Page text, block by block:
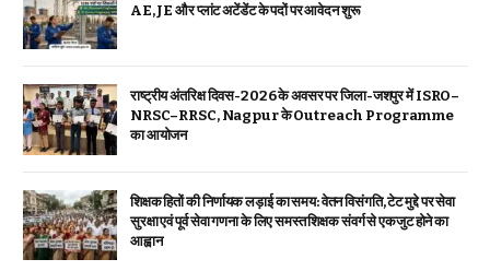
AE, JE और प्लांट अटेंडेंट के पदों पर आवेदन शुरू
राष्ट्रीय अंतरिक्ष दिवस-2026 के अवसर पर जिला-जशपुर में ISRO–
NRSC–RRSC, Nagpur के Outreach Programme
का आयोजन
शिक्षक हितों की निर्णायक लड़ाई का समय: वेतन विसंगति, टेट मुद्दे पर सेवा
सुरक्षा एवं पूर्व सेवा गणना के लिए समस्त शिक्षक संवर्ग से एकजुट होने का
आह्वान